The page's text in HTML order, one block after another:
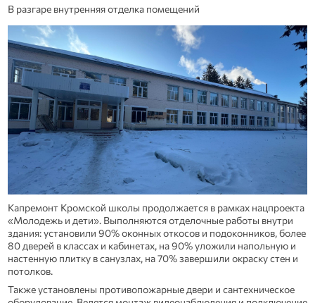
В разгаре внутренняя отделка помещений
Капремонт Кромской школы продолжается в рамках нацпроекта
«Молодежь и дети». Выполняются отделочные работы внутри
здания: установили 90% оконных откосов и подоконников, более
80 дверей в классах и кабинетах, на 90% уложили напольную и
настенную плитку в санузлах, на 70% завершили окраску стен и
потолков.
Также установлены противопожарные двери и сантехническое